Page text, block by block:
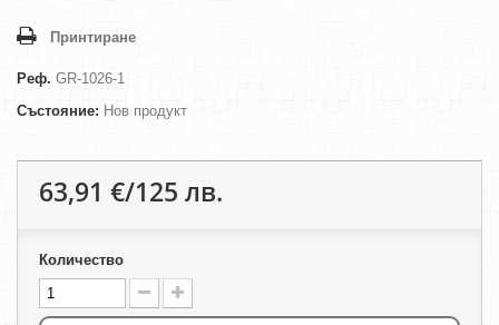
Принтиране
Реф. GR-1026-1
Състояние: Нов продукт
63,91 €/125 лв.
Количество